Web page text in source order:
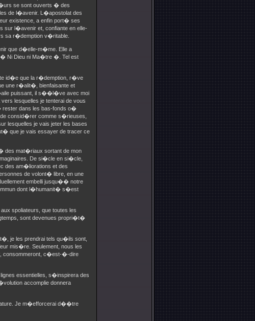
se sont ouverts � des
de l�avenir. L�apostolat des
existence, a enfin port� ses
sur l�avenir et, confiante en elle-
sa r�demption v�ritable.
que d�elle-m�me. Elle a
Ni Dieu ni Ma�tre �. Tel est
id�e que la r�demption, r�ve
une r�alit�, bienfaisante et
puissant, il s��l�ve avec moi
lesquelles je tenterai de vous
rester dans les bas-fonds o�
consid�rer comme s�rieuses,
lesquelles je vais jeter les bases
que je vais essayer de tracer ce
des mat�riaux sortant de mon
De si�cle en si�cle,
des am�liorations et des
de volont� libre, en une
embelli jusqu�� notre
dont l�humanit� s�est
spoliateurs, que toutes les
sont devenues propri�t�
je les prendrai tels qu�ils sont,
mis�re. Seulement, nous les
consommeront, c�est-�-dire
essentielles, s�inspirera des
accomplie donnera
Je m�efforcerai d��tre